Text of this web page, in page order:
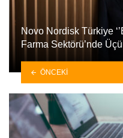
Novo Nordisk Türkiye
Farma Sektörü’nde
ÖNCEKI